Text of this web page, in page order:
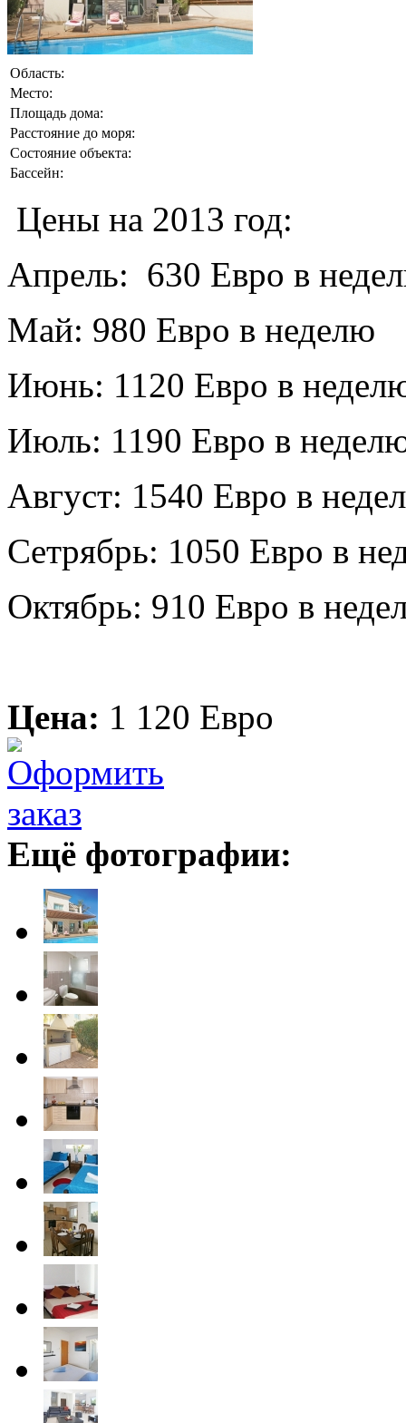
Область:
Место:
Площадь дома:
Расстояние до моря:
Состояние объекта:
Бассейн:
Цены на 2013 год:
Апрель: 630 Евро в
Май: 980 Евро в неделю
Июнь: 1120 Евро в
Июль: 1190 Евро в
Август: 1540 Евро в
Сетрябрь: 1050 Евро в
Октябрь: 910 Евро в
Цена: 1 120 Евро
Ещё фотографии: